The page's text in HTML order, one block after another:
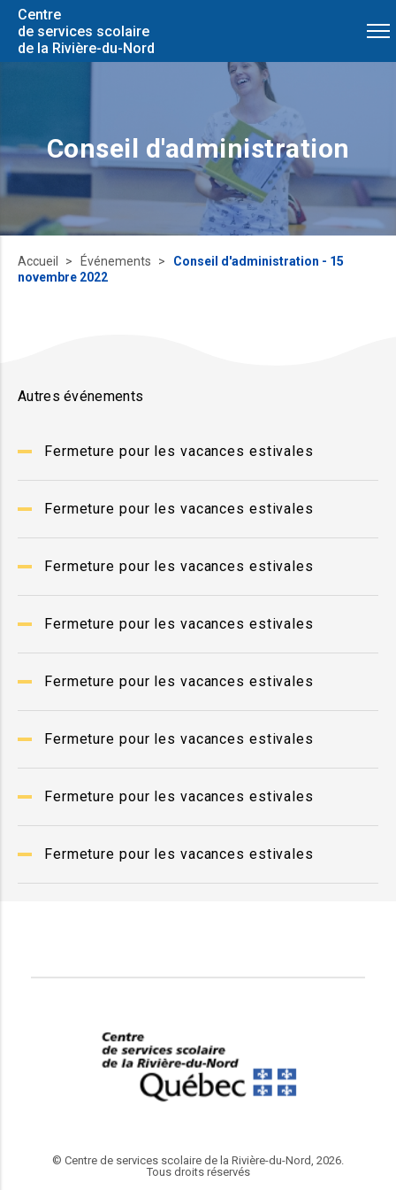
Centre
de services scolaire
de la Rivière-du-Nord
Conseil d'administration
Autres événements
Fermeture pour les vacances estivales
Fermeture pour les vacances estivales
Fermeture pour les vacances estivales
Fermeture pour les vacances estivales
Fermeture pour les vacances estivales
Fermeture pour les vacances estivales
Fermeture pour les vacances estivales
Fermeture pour les vacances estivales
Accueil Événements
Conseil d'administration - 15
novembre 2022
© Centre de services scolaire de la Rivière-du-Nord, 2026.
Tous droits réservés